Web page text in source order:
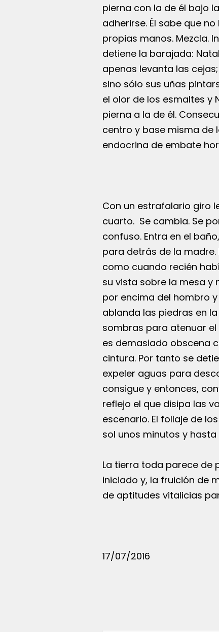
pierna con la de él bajo
adherirse. Él sabe que
propias manos. Mezcla.
detiene la barajada:
apenas levanta las
sino sólo sus uñas
el olor de los esmaltes y
pierna a la de él.
centro y base misma de
endocrina de embate
Con un estrafalario giro
cuarto. Se cambia. Se
confuso. Entra en el
para detrás de la madre.
como cuando recién
su vista sobre la mesa y
por encima del hombro
ablanda las piedras en
sombras para atenuar
es demasiado obscena
cintura. Por tanto se
expeler aguas para
consigue y entonces,
reflejo el que disipa las
escenario. El follaje de
sol unos minutos y
La tierra toda parece de
iniciado y, la fruición de
de aptitudes vitalicias
17/07/2016